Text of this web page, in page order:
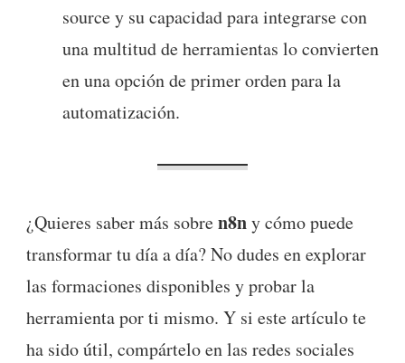
source y su capacidad para integrarse con
una multitud de herramientas lo convierten
en una opción de primer orden para la
automatización.
¿Quieres saber más sobren8ny cómo puede
transformar tu día a día? No dudes en explorar
las formaciones disponibles y probar la
herramienta por ti mismo. Y si este artículo te
ha sido útil, compártelo en las redes sociales